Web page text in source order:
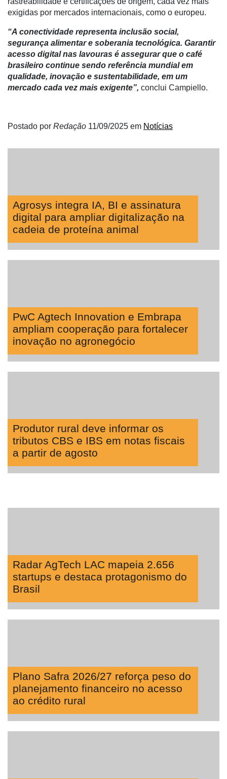
exigidas por mercados internacionais, como o europeu.
“A conectividade representa inclusão social,
segurança alimentar e soberania tecnológica. Garantir
acesso digital nas lavouras é assegurar que o café
brasileiro continue sendo referência mundial em
qualidade, inovação e sustentabilidade, em um
mercado cada vez mais exigente”, conclui Campiello.
Postado por Redação 11/09/2025 em Notícias
Agrosys integra IA, BI e assinatura
digital para ampliar digitalização na
cadeia de proteína animal
PwC Agtech Innovation e Embrapa
ampliam cooperação para fortalecer
inovação no agronegócio
Produtor rural deve informar os
tributos CBS e IBS em notas fiscais
a partir de agosto
Radar AgTech LAC mapeia 2.656
startups e destaca protagonismo do
Brasil
Plano Safra 2026/27 reforça peso do
planejamento financeiro no acesso
ao crédito rural